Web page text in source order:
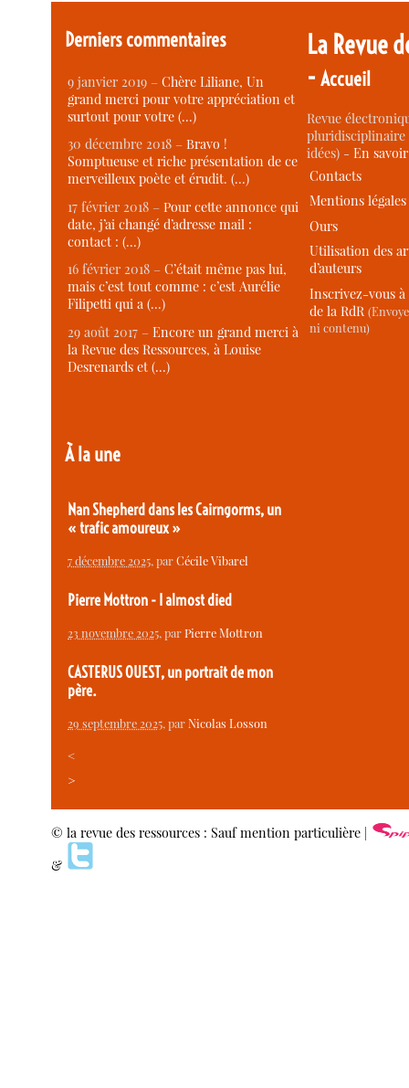
Derniers commentaires
9 janvier 2019 –Chère Liliane, Un
grand merci pour votre appréciation et
surtout pour votre (…)
30 décembre 2018 –Bravo !
Somptueuse et riche présentation de ce
merveilleux poète et érudit. (…)
17 février 2018 –Pour cette annonce qui
date, j’ai changé d’adresse mail :
contact : (…)
16 février 2018 –C’était même pas lui,
mais c’est tout comme : c’est Aurélie
Filipetti qui a (…)
29 août 2017 –Encore un grand merci à
la Revue des Ressources, à Louise
Desrenards et (…)
À la une
Nan Shepherd dans les Cairngorms, un
« trafic amoureux »
7 décembre 2025, parCécile Vibarel
Pierre Mottron - I almost died
23 novembre 2025, parPierre Mottron
CASTERUS OUEST, un portrait de mon
père.
29 septembre 2025, parNicolas Losson
<
>
La Revue
-Accueil
Revue
idées) -En
Contacts
Mentions légales
Ours
Utilisation des
d’auteurs
Inscrivez-vous
de la RdR
ni contenu)
© la revue des ressources : Sauf mention particulière |
&